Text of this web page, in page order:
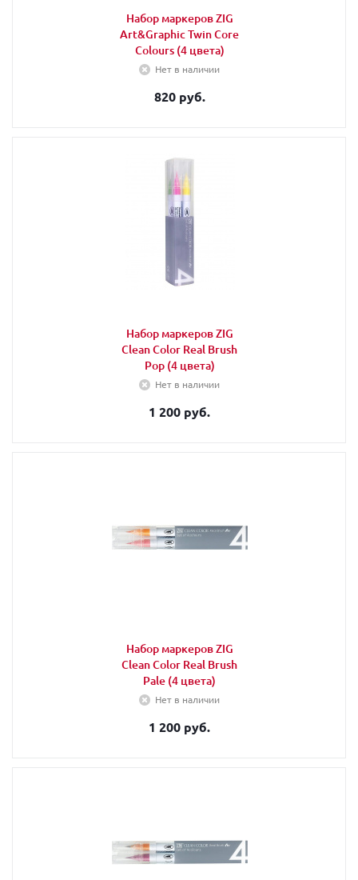
Набор маркеров ZIG
Art&Graphic Twin Core
Colours (4 цвета)
Нет в наличии
820 руб.
Набор маркеров ZIG
Clean Color Real Brush
Pop (4 цвета)
Нет в наличии
1 200 руб.
Набор маркеров ZIG
Clean Color Real Brush
Pale (4 цвета)
Нет в наличии
1 200 руб.